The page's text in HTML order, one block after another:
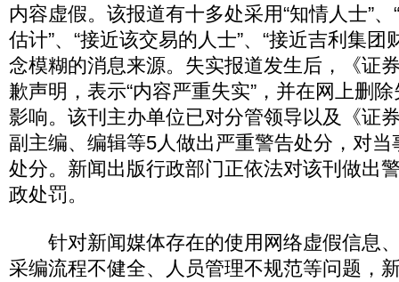
内容虚假。该报道有十多处采用“知情人士”
估计”、“接近该交易的人士”、“接近吉利集团
念模糊的消息来源。失实报道发生后，《证
歉声明，表示“内容严重失实”，并在网上删
影响。该刊主办单位已对分管领导以及《证
副主编、编辑等5人做出严重警告处分，对
处分。新闻出版行政部门正依法对该刊做出
政处罚。
针对新闻媒体存在的使用网络虚假信息
采编流程不健全、人员管理不规范等问题，